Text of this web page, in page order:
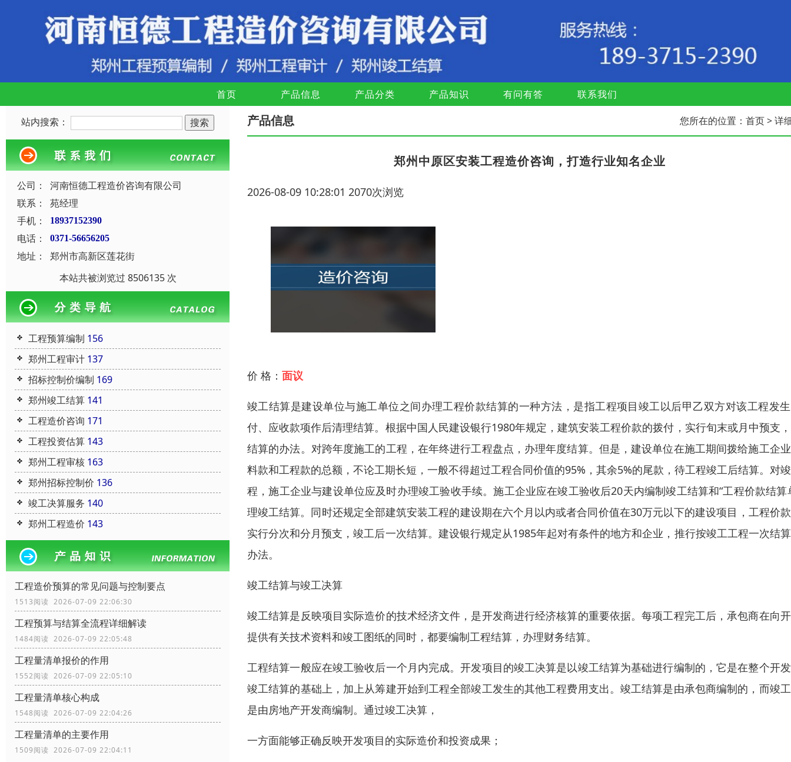
首页 产品信息 产品分类 产品知识 有问有答 联系我们
站内搜索：
公司：
河南恒德工程造价咨询有限公司
联系：
苑经理
手机：
18937152390
电话： 0371-56656205
地址：
郑州市高新区莲花街
本站共被浏览过 8506135 次
工程预算编制 156
郑州工程审计 137
招标控制价编制 169
郑州竣工结算 141
工程造价咨询 171
工程投资估算 143
郑州工程审核 163
郑州招标控制价 136
竣工决算服务 140
郑州工程造价 143
工程造价预算的常见问题与控制要点
1513阅读 2026-07-09 22:06:30
工程预算与结算全流程详细解读
1484阅读 2026-07-09 22:05:48
工程量清单报价的作用
1552阅读 2026-07-09 22:05:10
工程量清单核心构成
1548阅读 2026-07-09 22:04:26
工程量清单的主要作用
1509阅读 2026-07-09 22:04:11
产品信息 您所在的位置： 首页> 详
郑州中原区安装工程造价咨询，打造行业知名企业
2026-08-09 10:28:01 2070次浏览
价 格： 面议
竣工结算是建设单位与施工单位之间办理工程价款结算的一种方法，是指工程项目竣工以后甲乙双方对该工程发
付、应收款项作后清理结算。根据中国人民建设银行1980年规定，建筑安装工程价款的拨付，实行旬末或月中预支
结算的办法。对跨年度施工的工程，在年终进行工程盘点，办理年度结算。但是，建设单位在施工期间拨给施工企
料款和工程款的总额，不论工期长短，一般不得超过工程合同价值的95%，其余5%的尾款，待工程竣工后结算。对
程，施工企业与建设单位应及时办理竣工验收手续。施工企业应在竣工验收后20天内编制竣工结算和“工程价款结算
理竣工结算。同时还规定全部建筑安装工程的建设期在六个月以内或者合同价值在30万元以下的建设项目，工程价
实行分次和分月预支，竣工后一次结算。建设银行规定从1985年起对有条件的地方和企业，推行按竣工工程一次结
办法。
竣工结算与竣工决算
竣工结算是反映项目实际造价的技术经济文件，是开发商进行经济核算的重要依据。每项工程完工后，承包商在向
提供有关技术资料和竣工图纸的同时，都要编制工程结算，办理财务结算。
工程结算一般应在竣工验收后一个月内完成。开发项目的竣工决算是以竣工结算为基础进行编制的，它是在整个开
竣工结算的基础上，加上从筹建开始到工程全部竣工发生的其他工程费用支出。竣工结算是由承包商编制的，而竣
是由房地产开发商编制。通过竣工决算，
一方面能够正确反映开发项目的实际造价和投资成果；